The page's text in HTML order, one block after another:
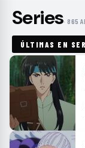
Series· 865
ÚLTIMAS EN